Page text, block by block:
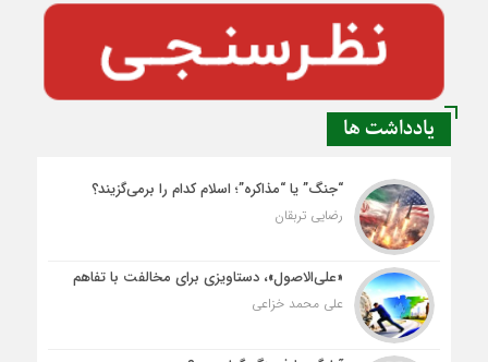
یادداشت ها
“جنگ” یا “مذاکره”؛ اسلام کدام را برمی‌گزیند؟
رضایی تربقان
«علی‌الاصول»، دستاویزی برای مخالفت با تفاهم
علی محمد خزاعی